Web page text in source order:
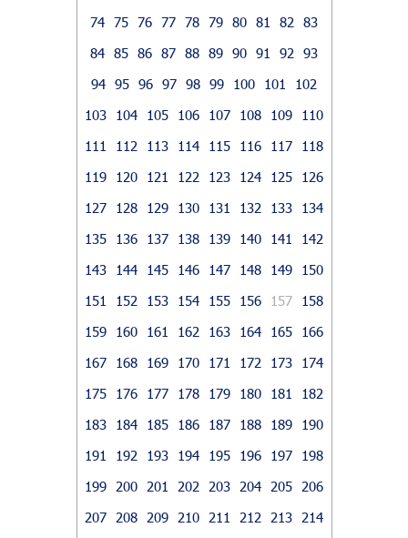
74 75 76 77 78 79 80 81 82
83
84 85 86 87 88 89 90 91 92
93
94 95 96 97 98 99 100 101
102
103
104 105 106 107 108 109
110
111
112 113 114 115 116 117
118
119
120 121 122 123 124 125
126
127
128 129 130 131 132 133
134
135
136 137 138 139 140 141
142
143
144 145 146 147 148 149
150
151
152 153 154 155 156 157
158
159
160 161 162 163 164 165
166
167
168 169 170 171 172 173
174
175
176 177 178 179 180 181
182
183
184 185 186 187 188 189
190
191
192 193 194 195 196 197
198
199
200 201 202 203 204 205
206
207
208 209 210 211 212 213
214